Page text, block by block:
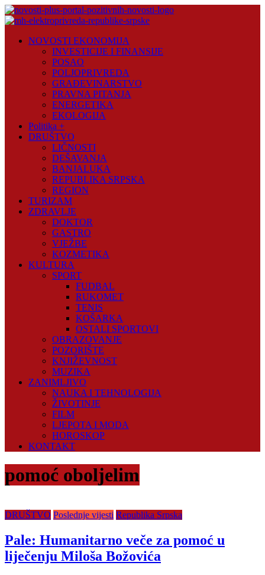
Skip
to
Plus
NOVOSTI EKONOMIJA
INVESTICIJE I FINANSIJE
POSAO
POLJOPRIVREDA
GRAĐEVINARSTVO
PRAVNA PITANJA
ENERGETIKA
EKOLOGIJA
Politika +
DRUŠTVO
LIČNOSTI
DEŠAVANJA
BANJALUKA
REPUBLIKA SRPSKA
REGION
TURIZAM
ZDRAVLJE
DOKTOR
GASTRO
VJEŽBE
KOZMETIKA
KULTURA
SPORT
FUDBAL
RUKOMET
TENIS
KOŠARKA
OSTALI SPORTOVI
OBRAZOVANJE
POZORIŠTE
KNJIŽEVNOST
MUZIKA
ZANIMLJIVO
NAUKA I TEHNOLOGIJA
ŽIVOTINJE
FILM
LJEPOTA I MODA
HOROSKOP
KONTAKT
pomoć oboljelim
DRUŠTVO Poslednje vijesti Republika Srpska
Pale: Humanitarno veče za pomoć u
liječenju Miloša Božovića